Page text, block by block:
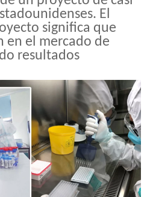
El
significa que
en el mercado de
resultados